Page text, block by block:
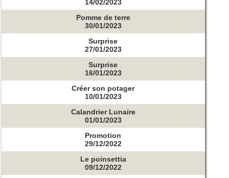
14/02/2023
Pomme de terre
30/01/2023
Surprise
27/01/2023
Surprise
16/01/2023
Créer son potager
10/01/2023
Calandrier Lunaire
01/01/2023
Promotion
29/12/2022
Le poinsettia
09/12/2022